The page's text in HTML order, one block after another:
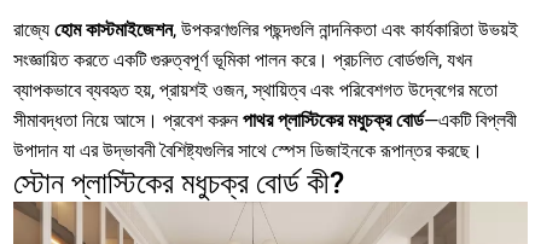
রাজ্যেহোম কাস্টমাইজেশন, উপকরণগুলির পছন্দগুলি নান্দনিকতা এবং কার্যকারিতা উভয়ই
সংজ্ঞায়িত করতে একটি গুরুত্বপূর্ণ ভূমিকা পালন করে। প্রচলিত বোর্ডগুলি, যখন
ব্যাপকভাবে ব্যবহৃত হয়, প্রায়শই ওজন, স্থায়িত্ব এবং পরিবেশগত উদ্বেগের মতো
সীমাবদ্ধতা নিয়ে আসে। প্রবেশ করুনপাথর প্লাস্টিকের মধুচক্র বোর্ড—একটি বিপ্লবী
উপাদান যা এর উদ্ভাবনী বৈশিষ্ট্যগুলির সাথে স্পেস ডিজাইনকে রূপান্তর করছে।
স্টোন প্লাস্টিকের মধুচক্র বোর্ড কী?